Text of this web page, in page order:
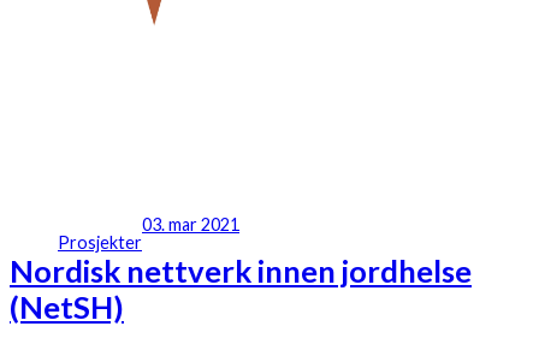
Prosjekter
03. mar 2021
Nordisk nettverk innen jordhelse
(NetSH)